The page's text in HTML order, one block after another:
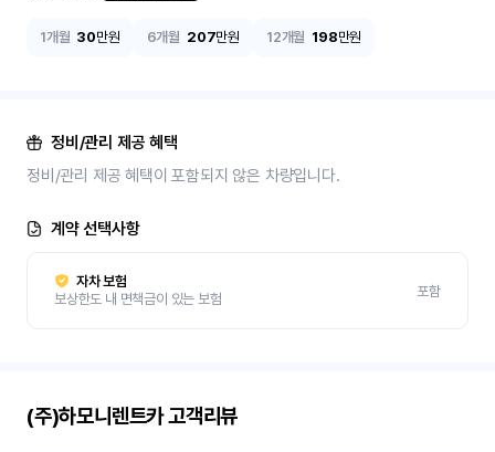
1개월 30만원 6개월 207만원 12개월 198만원
정비/관리 제공 혜택
정비/관리 제공 혜택이 포함되지 않은 차량입니다.
계약 선택사항
자차 보험
보상한도 내 면책금이 있는 보험
포함
(주)하모니렌트카고객리뷰